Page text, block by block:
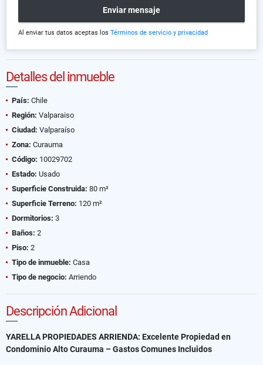
Enviar mensaje
Al enviar tus datos aceptas los Términos de servicio y privacidad
Detalles del inmueble
País: Chile
Región: Valparaiso
Ciudad: Valparaíso
Zona: Curauma
Código: 10029702
Estado: Usado
Superficie Construida: 80 m²
Superficie Terreno: 120 m²
Dormitorios: 3
Baños: 2
Piso: 2
Tipo de inmueble: Casa
Tipo de negocio: Arriendo
Descripción Adicional
YARELLA PROPIEDADES ARRIENDA: Excelente Propiedad en
Condominio Alto Curauma – Gastos Comunes Incluidos